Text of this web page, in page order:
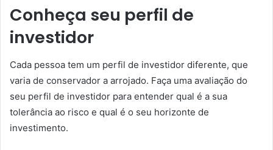
Conheça seu perfil de
investidor
Cada pessoa tem um perfil de investidor diferente, que
varia de conservador a arrojado. Faça uma avaliação do
seu perfil de investidor para entender qual é a sua
tolerância ao risco e qual é o seu horizonte de
investimento.